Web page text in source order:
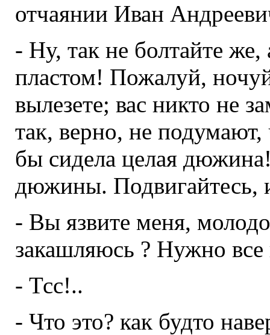
отчаянии Иван
- Ну, так не болтайте
пластом! Пожалуй,
вылезете; вас никто не
так, верно, не
бы сидела целая
дюжины. Подвигайтесь,
- Вы язвите меня,
закашляюсь ? Нужно все
- Тсс!..
- Что это? как будто